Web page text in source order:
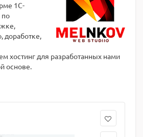
1С-
по
доработке,
хостинг для разработанных нами
основе.